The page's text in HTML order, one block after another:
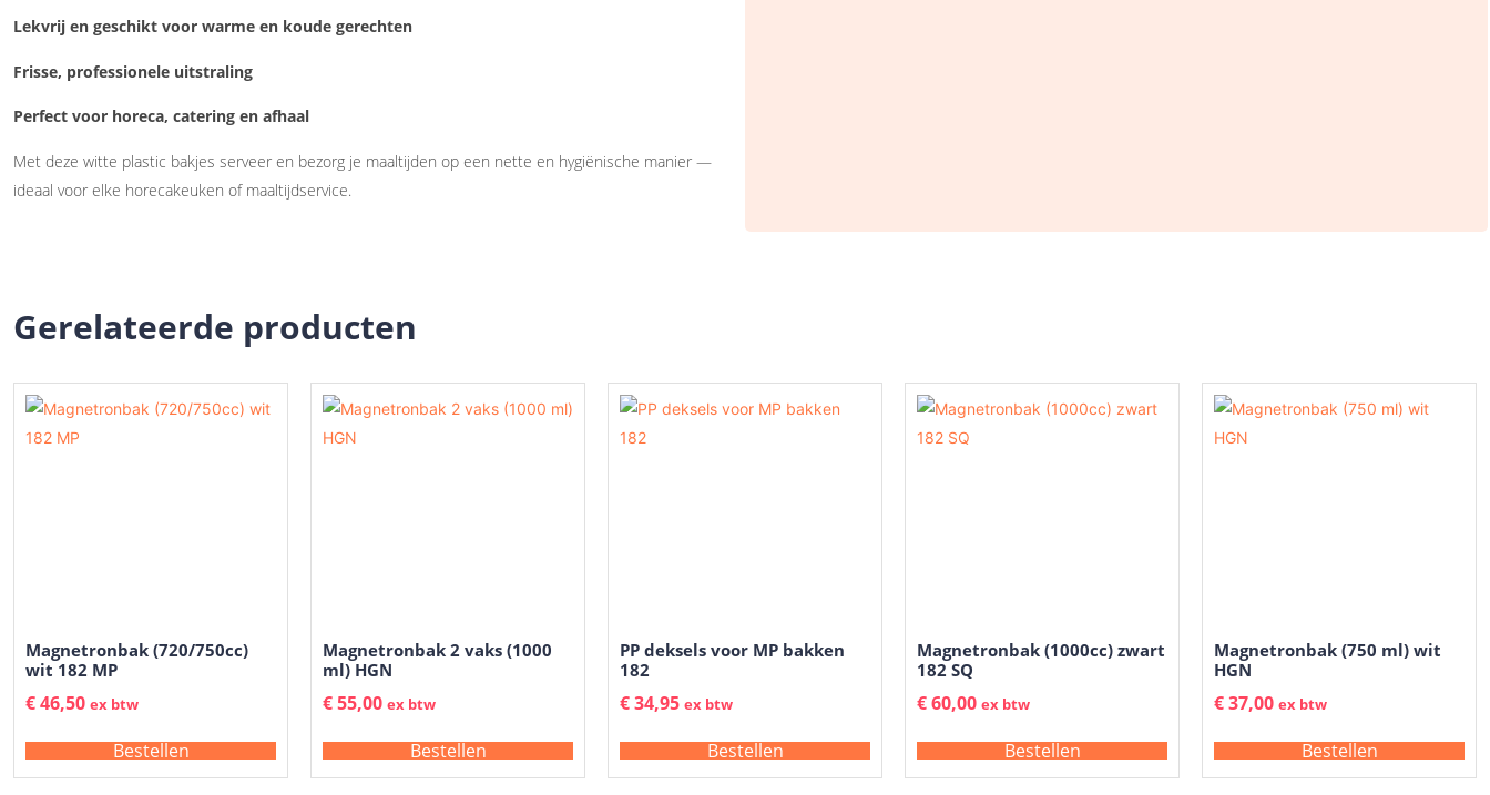
Lekvrij en geschikt voor warme en koude gerechten
Frisse, professionele uitstraling
Perfect voor horeca, catering en afhaal
Met deze witte plastic bakjes serveer en bezorg je maaltijden op een nette en hygiënische manier —
ideaal voor elke horecakeuken of maaltijdservice.
Gerelateerde producten
Magnetronbak (720/750cc)
wit 182 MP
€46,50 ex btw
Bestellen
Magnetronbak 2 vaks (1000
ml) HGN
€55,00 ex btw
Bestellen
PP deksels voor MP bakken
182
€34,95 ex btw
Bestellen
Magnetronbak (1000cc) zwart
182 SQ
€60,00 ex btw
Bestellen
Magnetronbak (750 ml) wit
HGN
€37,00 ex btw
Bestellen